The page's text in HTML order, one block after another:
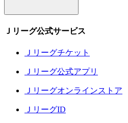
Ｊリーグ公式サービス
Ｊリーグチケット
Ｊリーグ公式アプリ
Ｊリーグオンラインストア
ＪリーグID